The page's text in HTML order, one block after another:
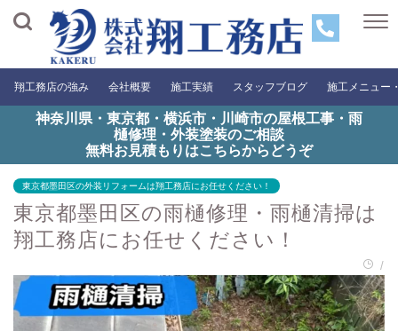
翔工務店の強み 会社概要 施工実績 スタッフブログ 施工メニュー
神奈川県・東京都・横浜市・川崎市の屋根工事・雨
樋修理・外装塗装のご相談
無料お見積もりはこちらからどうぞ
東京都墨田区の外装リフォームは翔工務店にお任せください！
東京都墨田区の雨樋修理・雨樋清掃は
翔工務店にお任せください！
/